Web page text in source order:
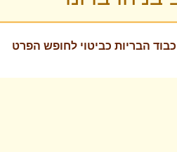
כבוד הבריות כביטוי לחופש הפרט